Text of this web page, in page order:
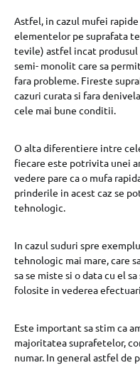
Astfel, in cazul mufei
elementelor pe suprafata
tevile) astfel incat
semi- monolit care sa
fara probleme. Fireste
cazuri curata si fara
cele mai bune conditii.
O alta diferentiere intre
fiecare este potrivita unei
vedere pare ca o mufa
prinderile in acest caz se
tehnologic.
In cazul suduri spre
tehnologic mai mare, care
sa se miste si o data cu el
folosite in vederea
Este important sa stim ca
majoritatea suprafetelor,
numar. In general astfel de